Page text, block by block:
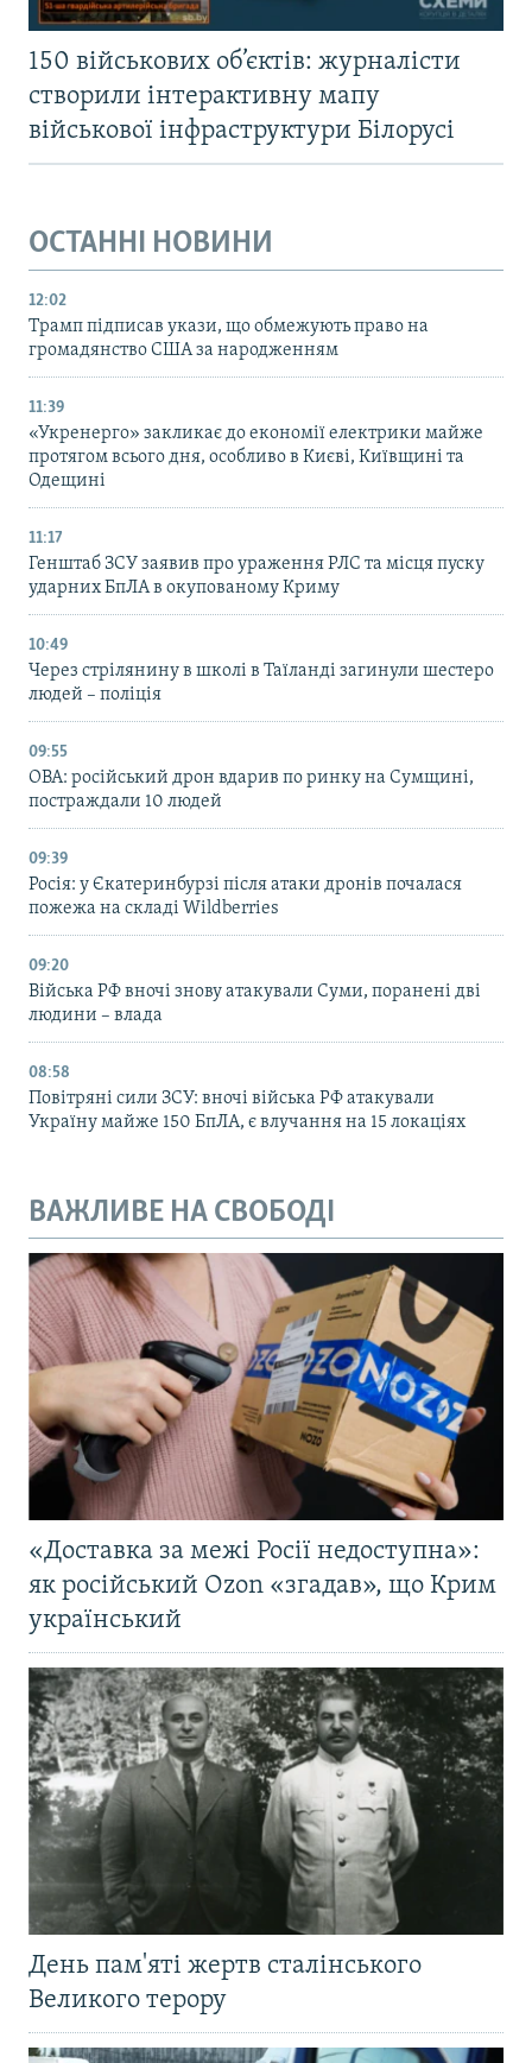
150 військових об’єктів: журналісти
створили інтерактивну мапу
військової інфраструктури Білорусі
ОСТАННІ НОВИНИ
12:02
Трамп підписав укази, що обмежують право на
громадянство США за народженням
11:39
«Укренерго» закликає до економії електрики майже
протягом всього дня, особливо в Києві, Київщині та
Одещині
11:17
Генштаб ЗСУ заявив про ураження РЛС та місця пуску
ударних БпЛА в окупованому Криму
10:49
Через стрілянину в школі в Таїланді загинули шестеро
людей – поліція
09:55
ОВА: російський дрон вдарив по ринку на Сумщині,
постраждали 10 людей
09:39
Росія: у Єкатеринбурзі після атаки дронів почалася
пожежа на складі Wildberries
09:20
Війська РФ вночі знову атакували Суми, поранені дві
людини – влада
08:58
Повітряні сили ЗСУ: вночі війська РФ атакували
Україну майже 150 БпЛА, є влучання на 15 локаціях
ВАЖЛИВЕ НА СВОБОДІ
«Доставка за межі Росії недоступна»:
як російський Ozon «згадав», що Крим
український
День пам'яті жертв сталінського
Великого терору